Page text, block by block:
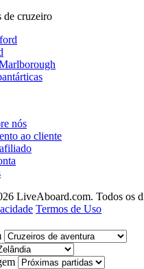
de cruzeiro
nós
ao cliente
LiveAboard.com. Todos os
Termos de Uso